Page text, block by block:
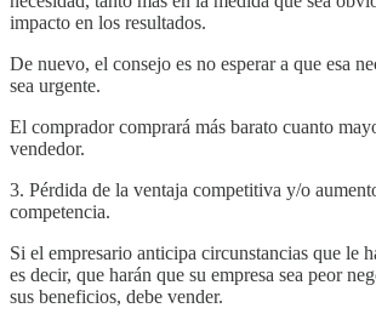
impacto en los resultados.
De nuevo, el consejo es no esperar a que esa
sea urgente.
El comprador comprará más barato cuanto
vendedor.
3. Pérdida de la ventaja competitiva y/o
competencia.
Si el empresario anticipa circunstancias que le
es decir, que harán que su empresa sea peor
sus beneficios, debe vender.